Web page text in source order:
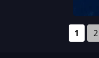
1 2